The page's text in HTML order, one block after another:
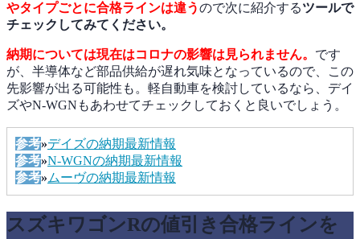
やタイプごとに合格ラインは違うので次に紹介するツールで
チェックしてみてください。
納期については現在はコロナの影響は見られません。 です
が、半導体など部品供給が遅れ気味となっているので、この
先影響が出る可能性も。軽自動車を検討しているなら、デイ
ズやN-WGNもあわせてチェックしておくと良いでしょう。
参考»デイズの納期最新情報
参考»N-WGNの納期最新情報
参考»ムーヴの納期最新情報
スズキワゴンRの値引き合格ラインを